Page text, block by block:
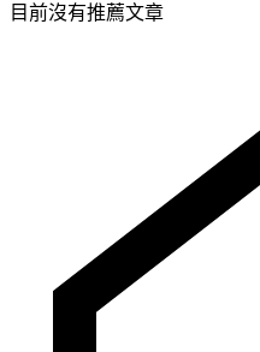
目前沒有推薦文章